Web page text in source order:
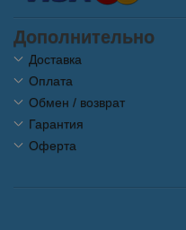
Дополнительно
Доставка
Оплата
Обмен / возврат
Гарантия
Оферта